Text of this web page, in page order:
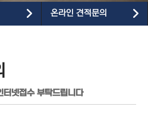
온라인 견적문의
터넷접수 부탁드립니다